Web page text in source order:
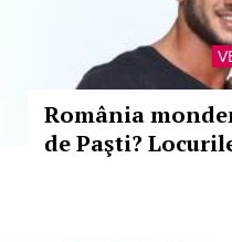
România
de Paşti?